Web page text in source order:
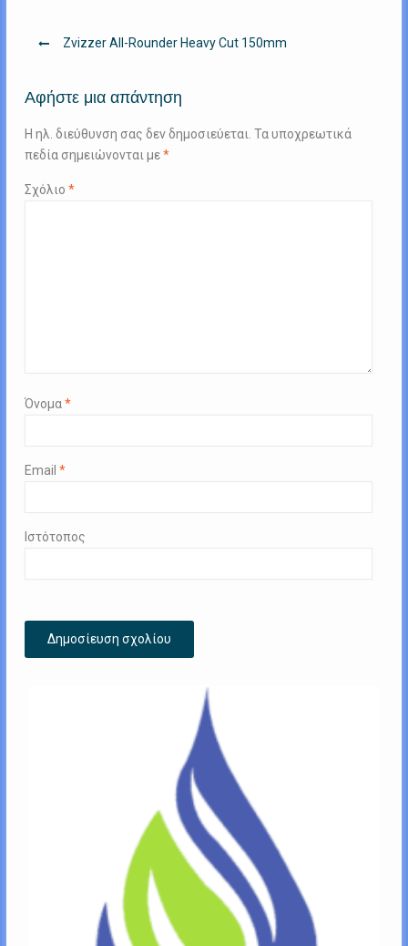
Πλοήγηση
Zvizzer All-Rounder Heavy Cut 150mm
Αφήστε μια απάντηση
Η ηλ. διεύθυνση σας δεν δημοσιεύεται. Τα υποχρεωτικά
πεδία σημειώνονται με*
Σχόλιο *
Όνομα*
Email *
Ιστότοπος